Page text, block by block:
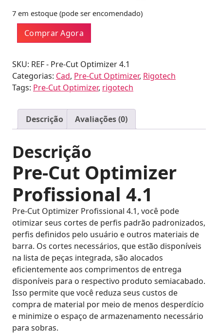
0
0
.
7 em estoque (pode ser encomendado)
Pre-
Cut
Profissional
4.1
quantidade
Comprar Agora
SKU: REF - Pre-Cut Optimizer 4.1
Categorias: Cad, Pre-Cut Optimizer, Rigotech
Tags: Pre-Cut Optimizer, rigotech
Descrição Avaliações (0)
Descrição
Pre-Cut Optimizer
Profissional 4.1
Pre-Cut Optimizer Profissional 4.1, você pode
otimizar seus cortes de perfis padrão padronizados,
perfis definidos pelo usuário e outros materiais de
barra. Os cortes necessários, que estão disponíveis
na lista de peças integrada, são alocados
eficientemente aos comprimentos de entrega
disponíveis para o respectivo produto semiacabado.
Isso permite que você reduza seus custos de
compra de material por meio de menos desperdício
e minimize o espaço de armazenamento necessário
para sobras.